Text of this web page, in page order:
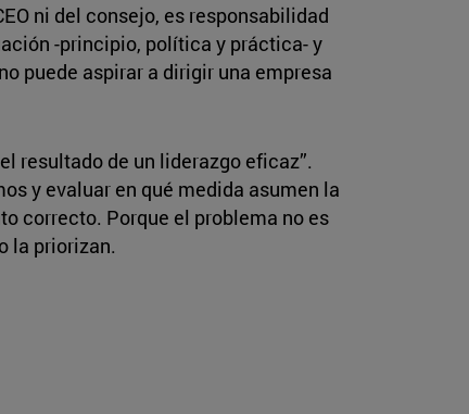
ni del consejo, es responsabilidad
-principio, política y práctica- y
puede aspirar a dirigir una empresa
resultado de un liderazgo eficaz”.
y evaluar en qué medida asumen la
correcto. Porque el problema no es
la priorizan.